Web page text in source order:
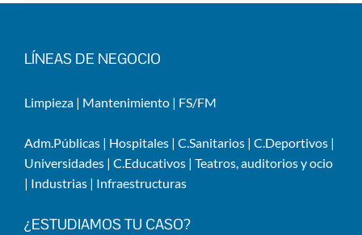
LÍNEAS DE NEGOCIO
Limpieza | Mantenimiento | FS/FM
Adm.Públicas | Hospitales | C.Sanitarios | C.Deportivos |
Universidades | C.Educativos | Teatros, auditorios y ocio
| Industrias | Infraestructuras
¿ESTUDIAMOS TU CASO?